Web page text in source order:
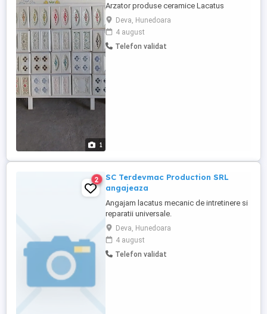
1
Arzator produse ceramice Lacatus
mecanic intretinere utilaje industriale
Deva, Hunedoara
4 august
Telefon validat
2
SC Terdevmac Production SRL
angajeaza
Angajam lacatus mecanic de intretinere si
reparatii universale.
Deva, Hunedoara
4 august
Telefon validat